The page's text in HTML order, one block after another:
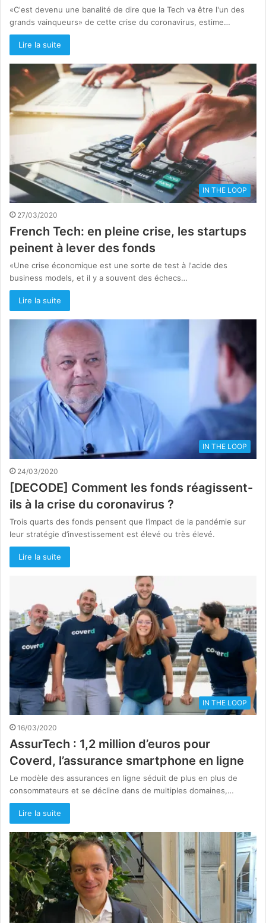
«C'est devenu une banalité de dire que la Tech va être l'un des
grands vainqueurs» de cette crise du coronavirus, estime…
Lire la suite
IN THE LOOP
27/03/2020
French Tech: en pleine crise, les startups
peinent à lever des fonds
«Une crise économique est une sorte de test à l'acide des
business models, et il y a souvent des échecs…
Lire la suite
IN THE LOOP
24/03/2020
[DECODE] Comment les fonds réagissent-
ils à la crise du coronavirus ?
Trois quarts des fonds pensent que l’impact de la pandémie sur
leur stratégie d’investissement est élevé ou très élevé.
Lire la suite
IN THE LOOP
16/03/2020
AssurTech : 1,2 million d’euros pour
Coverd, l’assurance smartphone en ligne
Le modèle des assurances en ligne séduit de plus en plus de
consommateurs et se décline dans de multiples domaines,…
Lire la suite